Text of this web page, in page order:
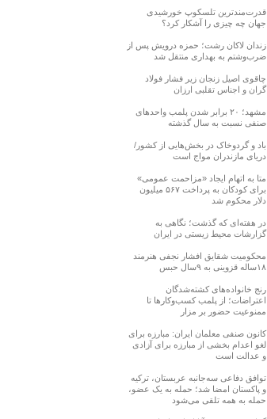
قدرت‌مندترین تلسکوپ خورشیدی
جهان چه چیزی را آشکار کرد؟
زندان لاکان رشت؛ حمزه درویش پس از
ضرب‌وشتم به بهداری منتقل شد
چاقوی اصیل زنجان زیر فشار فولاد
گران و اجناس تقلبی ارزان
مشهد؛ ۲۰ برابر شدن پلمب واحدهای
صنفی نسبت به سال گذشته
باد و گردوخاک در بخش‌هایی از کشور/
دریای مازندران مواج است
متا به اتهام ایجاد «مزاحمت عمومی»
برای کودکان به پرداخت ۵۶۷ میلیون
دلار محکوم شد
در هفته‌ای که گذشت؛ نگاهی به
گزارشات محیط زیستی در ایران
محکومیت شقایق افشار نجفی هنرمند
۱۸ساله قزوینی به ۹سال حبس
رنج خانواده‌های کشته‌شدگان
اعتراضات؛ از پلمب کسب‌وکارها تا
ممنوعیت حضور بر مزار
کانون صنفی معلمان ایران: مبارزه برای
لغو اعدام بخشی از مبارزه برای آزادی
و عدالت است
توافق دفاعی سه‌جانبه عربستان، ترکیه
و پاکستان امضا شد؛ حمله به یک عضو،
حمله به همه تلقی می‌شود